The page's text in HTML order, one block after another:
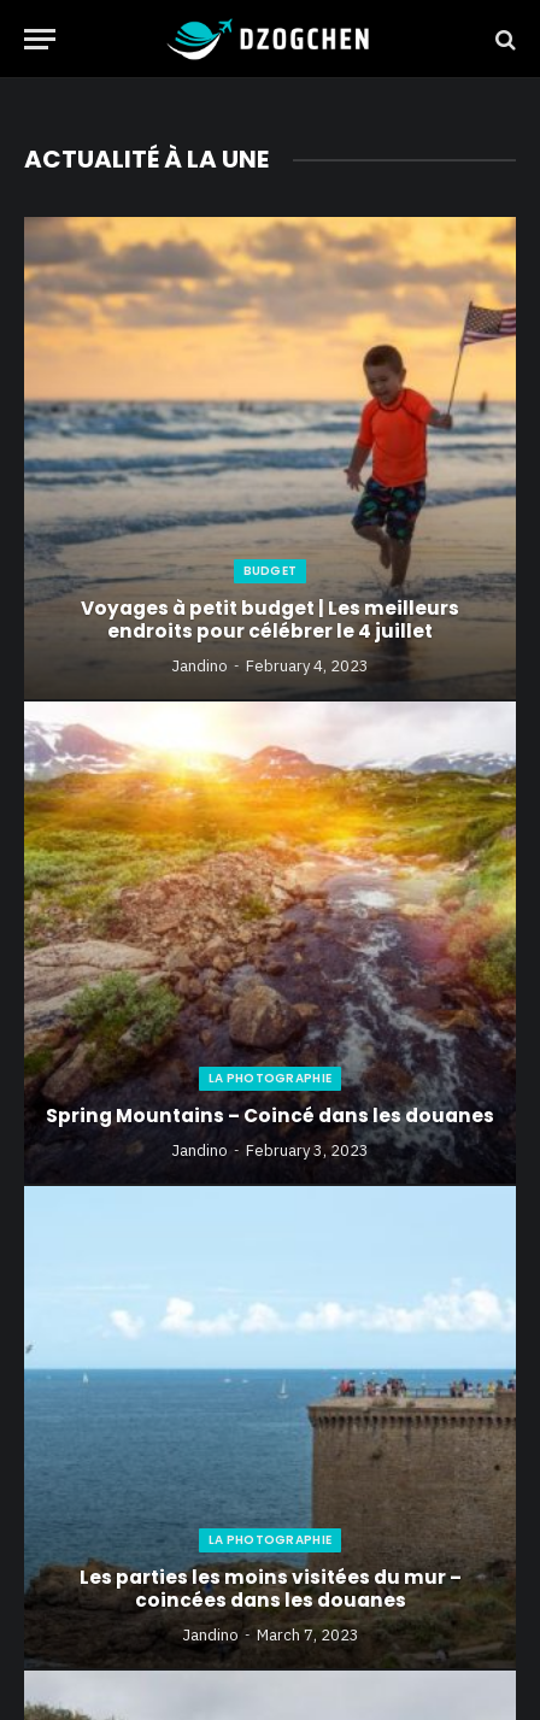
ACTUALITÉ À LA UNE
BUDGET
Voyages à petit budget | Les meilleurs
endroits pour célébrer le 4 juillet
Jandino February 4, 2023
LA PHOTOGRAPHIE
Spring Mountains – Coincé dans les douanes
Jandino February 3, 2023
LA PHOTOGRAPHIE
Les parties les moins visitées du mur –
coincées dans les douanes
Jandino March 7, 2023